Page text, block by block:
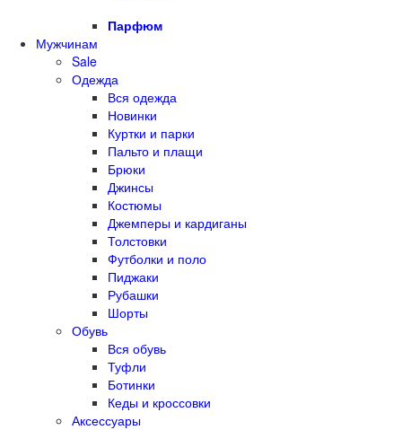
Парфюм
Мужчинам
Sale
Одежда
Вся одежда
Новинки
Куртки и парки
Пальто и плащи
Брюки
Джинсы
Костюмы
Джемперы и кардиганы
Толстовки
Футболки и поло
Пиджаки
Рубашки
Шорты
Обувь
Вся обувь
Туфли
Ботинки
Кеды и кроссовки
Аксессуары